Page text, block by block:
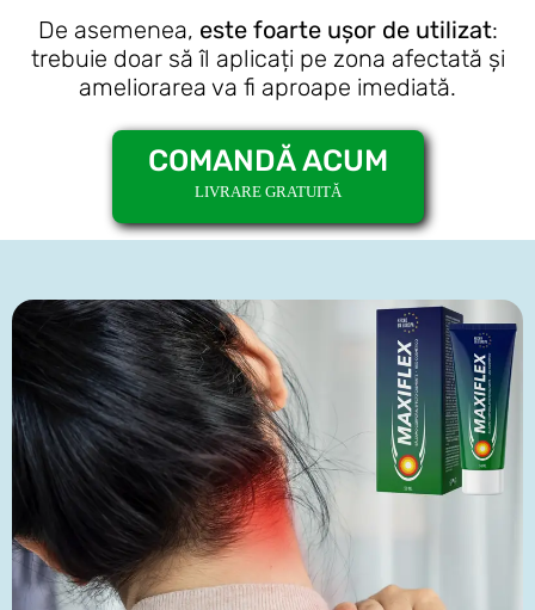
De asemenea, este foarte ușor de utilizat:
trebuie doar să îl aplicați pe zona afectată și
ameliorarea va fi aproape imediată.
COMANDĂ ACUM
LIVRARE GRATUITĂ